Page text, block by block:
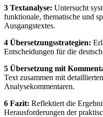
3 Textanalyse: Untersucht
funktionale, thematische und
Ausgangstextes.
4 Übersetzungsstrategien:
Entscheidungen für die
5 Übersetzung mit
Text zusammen mit
Analysekommentaren.
6 Fazit: Reflektiert die
Herausforderungen der